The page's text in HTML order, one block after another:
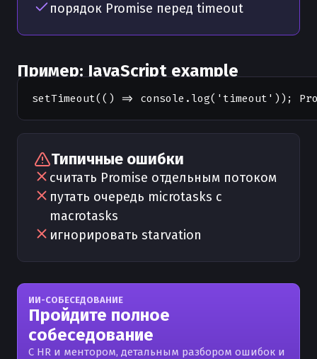
порядок Promise перед timeout
Пример: JavaScript example
Типичные ошибки
считать Promise отдельным потоком
путать очередь microtasks с
macrotasks
игнорировать starvation
ИИ-СОБЕСЕДОВАНИЕ
Пройдите полное
собеседование
С HR и ментором, детальным разбором ошибок и